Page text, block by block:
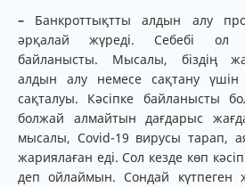
– Банкроттықтты алдын алу
әрқалай жүреді. Себебі ол
байланысты. Мысалы, біздің
алдын алу немесе сақтану
сақталуы. Кәсіпке байланысты
болжай алмайтын дағдарыс
мысалы, Covid-19 вирусы тарап,
жариялаған еді. Сол кезде көп
деп ойлаймын. Сондай күтпеген